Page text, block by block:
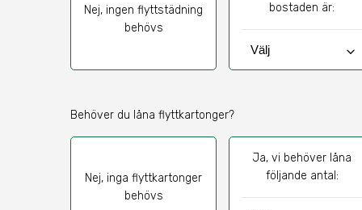
Nej, ingen flyttstädning
behövs
bostaden är:
keyboard_arrow_down
Behöver du låna flyttkartonger?
Nej, inga flyttkartonger
behövs
Ja, vi behöver låna
följande antal: